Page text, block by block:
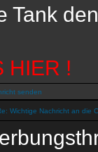
Tank
HIER !
Wichtige Nachricht an die